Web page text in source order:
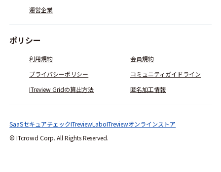
運営企業
ポリシー
利用規約
会員規約
プライバシーポリシー
コミュニティガイドライン
ITreview Gridの算出方法
匿名加工情報
© ITcrowd Corp. All Rights Reserved.
SaaSセキュアチェックITreviewLaboITreviewオンラインストア